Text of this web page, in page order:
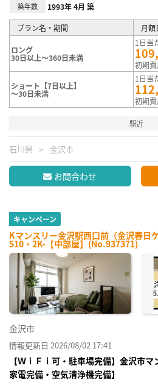
築年数 1993年 4月 築
プラン名・期間 月額
ロング
30日以上～360日未満
1日当
初期
ショート【7日以上】
～30日未満
1日当
初期
駅近
石川県 金沢市
お問合わせ
キャンペーン
Kマンスリー金沢駅西口前（金沢春日
510・2K-【中部屋】(No.937371)
金沢市
情報更新日 2026/08/02 17:41
【ＷｉＦｉ可・駐車場完備】金沢市
家電完備・空気清浄機完備】